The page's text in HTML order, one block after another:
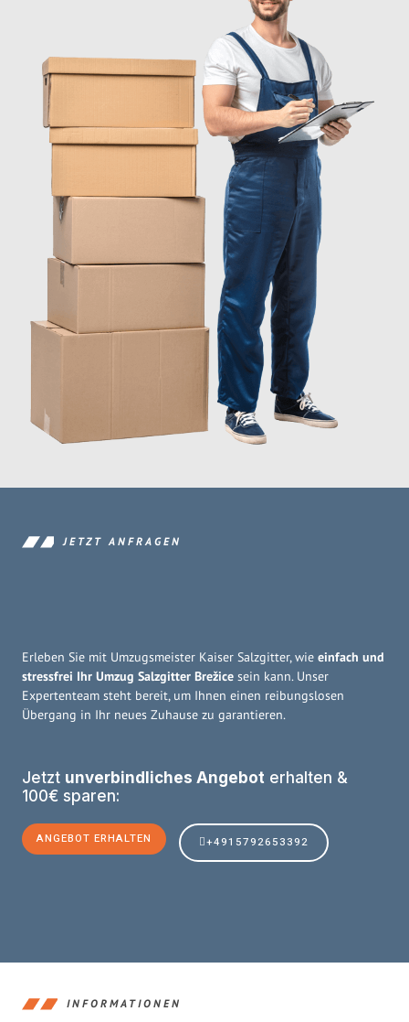
JETZT ANFRAGEN
Erleben Sie mit Umzugsmeister Kaiser Salzgitter, wie einfach und
stressfrei Ihr Umzug Salzgitter Brežice sein kann. Unser
Expertenteam steht bereit, um Ihnen einen reibungslosen
Übergang in Ihr neues Zuhause zu garantieren.
Jetzt unverbindliches Angebot erhalten &
100€ sparen:
ANGEBOT ERHALTEN +4915792653392
INFORMATIONEN